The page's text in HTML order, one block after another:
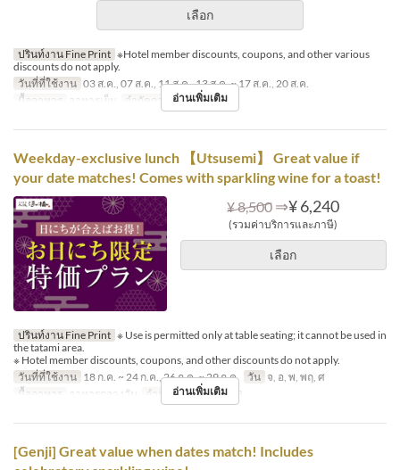
เลือก
ปรินท์งาน Fine Print ※Hotel member discounts, coupons, and other various
discounts do not apply.
วันที่ที่ใช้งาน 03 ส.ค., 07 ส.ค., 11 ส.ค., 13 ส.ค. ~ 17 ส.ค., 20 ส.ค.
มื้ออาหาร
อาหารเย็น จำกัดการสั่งซื้อ 2 ~ 8
อ่านเพิ่มเติม
Weekday-exclusive lunch 【Utsusemi】 Great value if
your date matches! Comes with sparkling wine for a toast!
¥ 8,500 ⇒¥ 6,240
(รวมค่าบริการและภาษี)
เลือก
ปรินท์งาน Fine Print ※ Use is permitted only at table seating; it cannot be used in
the tatami area.
※ Hotel member discounts, coupons, and other discounts do not apply.
วันที่ที่ใช้งาน 18 ก.ค. ~ 24 ก.ค., 26 ก.ค. ~ 29 ก.ค. วัน จ, อ, พ, พฤ, ศ
มื้ออาหาร
อาหารกลางวัน จำกัดการสั่งซื้อ 1 ~ 8
อ่านเพิ่มเติม
[Genji] Great value when dates match! Includes